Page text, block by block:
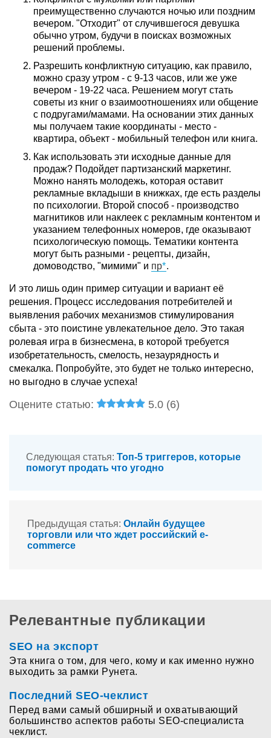
преимущественно случаются ночью или поздним
вечером. "Отходит" от случившегося девушка
обычно утром, будучи в поисках возможных
решений проблемы.
Разрешить конфликтную ситуацию, как правило,
можно сразу утром - с 9-13 часов, или же уже
вечером - 19-22 часа. Решением могут стать
советы из книг о взаимоотношениях или общение
с подругами/мамами. На основании этих данных
мы получаем такие координаты - место -
квартира, объект - мобильный телефон или книга.
Как использовать эти исходные данные для
продаж? Подойдет партизанский маркетинг.
Можно нанять молодежь, которая оставит
рекламные вкладыши в книжках, где есть разделы
по психологии. Второй способ - производство
магнитиков или наклеек с рекламным контентом и
указанием телефонных номеров, где оказывают
психологическую помощь. Тематики контента
могут быть разными - рецепты, дизайн,
домоводство, "мимими" и пр .
И это лишь один пример ситуации и вариант её
решения. Процесс исследования потребителей и
выявления рабочих механизмов стимулирования
сбыта - это поистине увлекательное дело. Это такая
ролевая игра в бизнесмена, в которой требуется
изобретательность, смелость, незаурядность и
смекалка. Попробуйте, это будет не только интересно,
но выгодно в случае успеха!
Оцените статью: 5.0 (6)
Следующая статья: Топ-5 триггеров, которые
помогут продать что угодно
Предыдущая статья: Онлайн будущее
торговли или что ждет российский e-
commerce
Релевантные публикации
SEO на экспорт
Эта книга о том, для чего, кому и как именно нужно
выходить за рамки Рунета.
Последний SEO-чеклист
Перед вами самый обширный и охватывающий
большинство аспектов работы SEO-специалиста
чеклист.